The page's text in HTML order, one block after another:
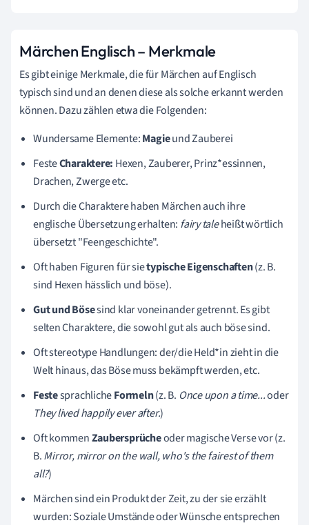
Märchen Englisch – Merkmale
Es gibt einige Merkmale, die für Märchen auf Englisch
typisch sind und an denen diese als solche erkannt werden
können. Dazu zählen etwa die Folgenden:
Wundersame Elemente:Magieund Zauberei
FesteCharaktere: Hexen, Zauberer, Prinz*essinnen,
Drachen, Zwerge etc.
Durch die Charaktere haben Märchen auch ihre
englische Übersetzung erhalten: fairy taleheißt wörtlich
übersetzt "Feengeschichte".
Oft haben Figuren für sietypische Eigenschaften(z. B.
sind Hexen hässlich und böse).
Gut und Bösesind klar voneinander getrennt. Es gibt
selten Charaktere, die sowohl gut als auch böse sind.
Oft stereotype Handlungen: der/die Held*in zieht in die
Welt hinaus, das Böse muss bekämpft werden, etc.
FestesprachlicheFormeln(z. B. Once upon a time...oder
They lived happily ever after.)
Oft kommenZaubersprücheoder magische Verse vor (z.
B.Mirror, mirror on the wall, who's the fairest of them
all?)
Märchen sind ein Produkt der Zeit, zu der sie erzählt
wurden: Soziale Umstände oder Wünsche entsprechen